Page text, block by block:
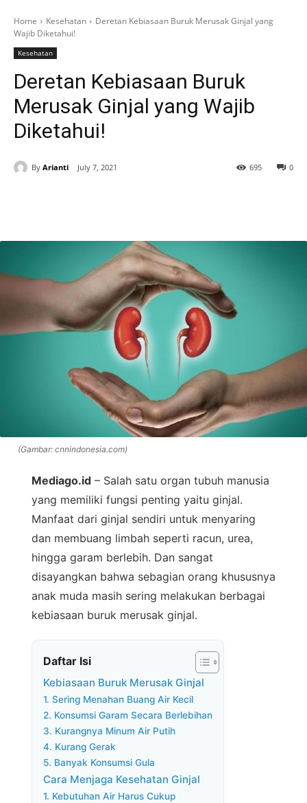
Home Kesehatan
Deretan Kebiasaan Buruk Merusak Ginjal yang
Wajib Diketahui!
Kesehatan
Deretan Kebiasaan Buruk
Merusak Ginjal yang Wajib
Diketahui!
By Arianti July 7, 2021 0
695
(Gambar: cnnindonesia.com)
Mediago.id – Salah satu organ tubuh manusia
yang memiliki fungsi penting yaitu ginjal.
Manfaat dari ginjal sendiri untuk menyaring
dan membuang limbah seperti racun, urea,
hingga garam berlebih. Dan sangat
disayangkan bahwa sebagian orang khususnya
anak muda masih sering melakukan berbagai
kebiasaan buruk merusak ginjal.
Daftar Isi
Kebiasaan Buruk Merusak Ginjal
1. Sering Menahan Buang Air Kecil
2. Konsumsi Garam Secara Berlebihan
3. Kurangnya Minum Air Putih
4. Kurang Gerak
5. Banyak Konsumsi Gula
Cara Menjaga Kesehatan Ginjal
1. Kebutuhan Air Harus Cukup